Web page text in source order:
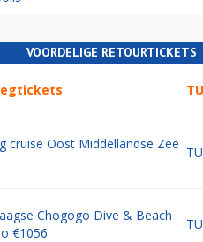
VOORDELIGE RETOURTICKETS
cruise Oost Middellandse Zee
Chogogo Dive & Beach
€1056